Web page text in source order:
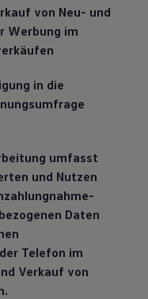
von Neu- und
Werbung im
in die
umfasst
und Nutzen
Daten
Telefon im
Verkauf von